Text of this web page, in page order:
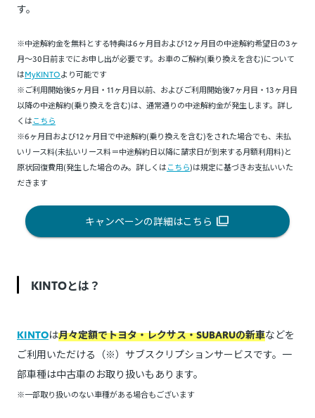
す。
※中途解約金を無料とする特典は6ヶ月目および12ヶ月目の中途解約希望日の3ヶ
月～30日前までにお申し出が必要です。お車のご解約(乗り換えを含む)について
はMyKINTOより可能です
※ご利用開始後5ヶ月目・11ヶ月目以前、およびご利用開始後7ヶ月目・13ヶ月目
以降の中途解約(乗り換えを含む)は、通常通りの中途解約金が発生します。詳し
くはこちら
※6ヶ月目および12ヶ月目で中途解約(乗り換えを含む)をされた場合でも、未払
いリース料(未払いリース料＝中途解約日以降に請求日が到来する月額利用料)と
原状回復費用(発生した場合のみ。詳しくはこちら)は規定に基づきお支払いいた
だきます
キャンペーンの詳細はこちら
KINTOとは？
KINTOは月々定額でトヨタ・レクサス・SUBARUの新車などを
ご利用いただける（※）サブスクリプションサービスです。一
部車種は中古車のお取り扱いもあります。
※一部取り扱いのない車種がある場合もございます